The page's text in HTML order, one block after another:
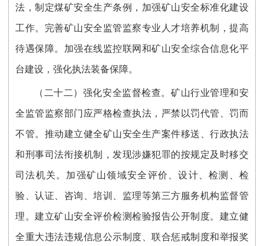
法，制定煤矿安全生产条例，加强矿山安全标准化建设
工作。完善矿山安全监管监察专业人才培养机制，提高
待遇保障。加强在线监控联网和矿山安全综合信息化平
台建设，强化执法装备保障。
（二十二）强化安全监督检查。矿山行业管理和安
全监管监察部门应严格检查执法，严禁以罚代管、罚而
不管。推动建立健全矿山安全生产案件移送、行政执法
和刑事司法衔接机制，发现涉嫌犯罪的按规定及时移交
司法机关。加强矿山领域安全评价、设计、检测、检
验、认证、咨询、培训、监理等第三方服务机构监督管
理。建立矿山安全评价检测检验报告公开制度。建立健
全重大违法违规信息公示制度、联合惩戒制度和举报奖